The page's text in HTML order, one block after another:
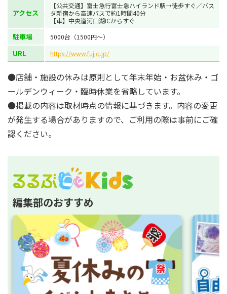
アクセス
【公共交通】富士急行富士急ハイランド駅→徒歩すぐ／バス
タ新宿から高速バスで約1時間40分
【車】中央道河口湖ICからすぐ
駐車場 5000台（1500円～）
URL https://www.fujiq.jp/
●店舗・施設の休みは原則として年末年始・お盆休み・ゴ
ールデンウィーク・臨時休業を省略しています。
●掲載の内容は取材時点の情報に基づきます。内容の変更
が発生する場合がありますので、ご利用の際は事前にご確
認ください。
編集部のおすすめ